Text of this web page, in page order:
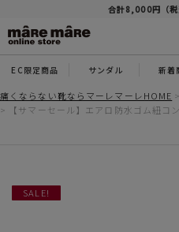
合計8,000円（税
EC限定商品 サンダル 新着
痛くならない靴ならマーレマーレHOME
【サマーセール】エアロ防水ゴム紐コ
SALE!
商品
人気ワード #コンフォート #パン
カテゴリー